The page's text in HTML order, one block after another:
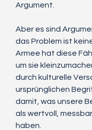
Argument.
Aber es sind
das Problem ist
Armee hat diese
um sie
durch kulturelle
ursprünglichen
damit, was unsere
als wertvoll,
haben.